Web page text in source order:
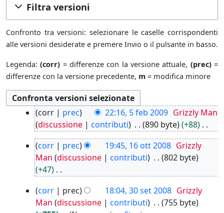
Filtra versioni
Confronto tra versioni: selezionare le caselle corrispondenti
alle versioni desiderate e premere Invio o il pulsante in basso.
Legenda:(corr) = differenze con la versione attuale, (prec)=
differenze con la versione precedente, m = modifica minore
corr prec 22:16, 5 feb 2009 Grizzly Man
discussione
contributi 890 byte
+88
N
e
s
s
n
o
corr prec 19:45, 16 ott 2008 Grizzly
Man discussione contributi
802 byte
+47
e
s
corr prec 18:04, 30 set 2008 Grizzly
Man discussione contributi
755 byte